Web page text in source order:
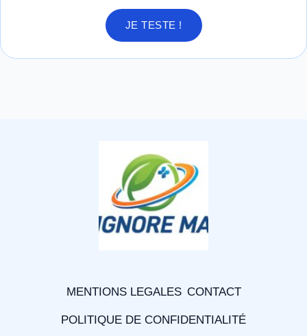
JE TESTE !
MENTIONS LEGALES CONTACT
POLITIQUE DE CONFIDENTIALITÉ